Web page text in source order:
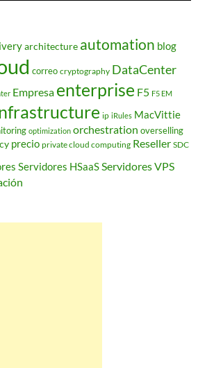
architecture automation blog
correo cryptography DataCenter
Empresa enterprise F5 F5 EM
ip iRules MacVittie
optimization orchestration overselling
precio private cloud computing Reseller SDC
Servidores HSaaSServidores VPS